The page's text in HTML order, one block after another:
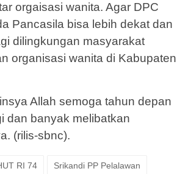
orgaisasi wanita. Agar DPC
Pancasila bisa lebih dekat dan
dilingkungan masyarakat
organisasi wanita di Kabupaten
Allah semoga tahun depan
dan banyak melibatkan
(rilis-sbnc).
RI 74 Srikandi PP Pelalawan